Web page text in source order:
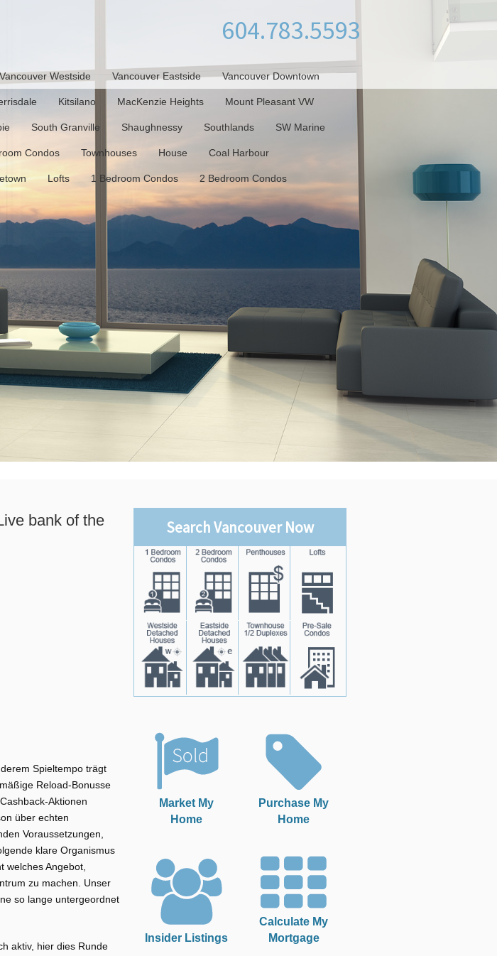
604.783.5593
Vancouver Westside Vancouver Eastside Vancouver Downtown
Kitsilano MacKenzie Heights Mount Pleasant VW
South Granville Shaughnessy Southlands SW Marine
Condos Townhouses House Coal Harbour
Lofts 1 Bedroom Condos 2 Bedroom Condos
bank of the
Spieltempo trägt
Reload-Bonusse
Aktionen
über echten
Voraussetzungen,
klare Organismus
welches Angebot,
zu machen. Unser
so lange untergeordnet
aktiv, hier dies Runde
Search Vancouver Now
Market My
Home
Purchase My
Home
Insider Listings
Calculate My
Mortgage